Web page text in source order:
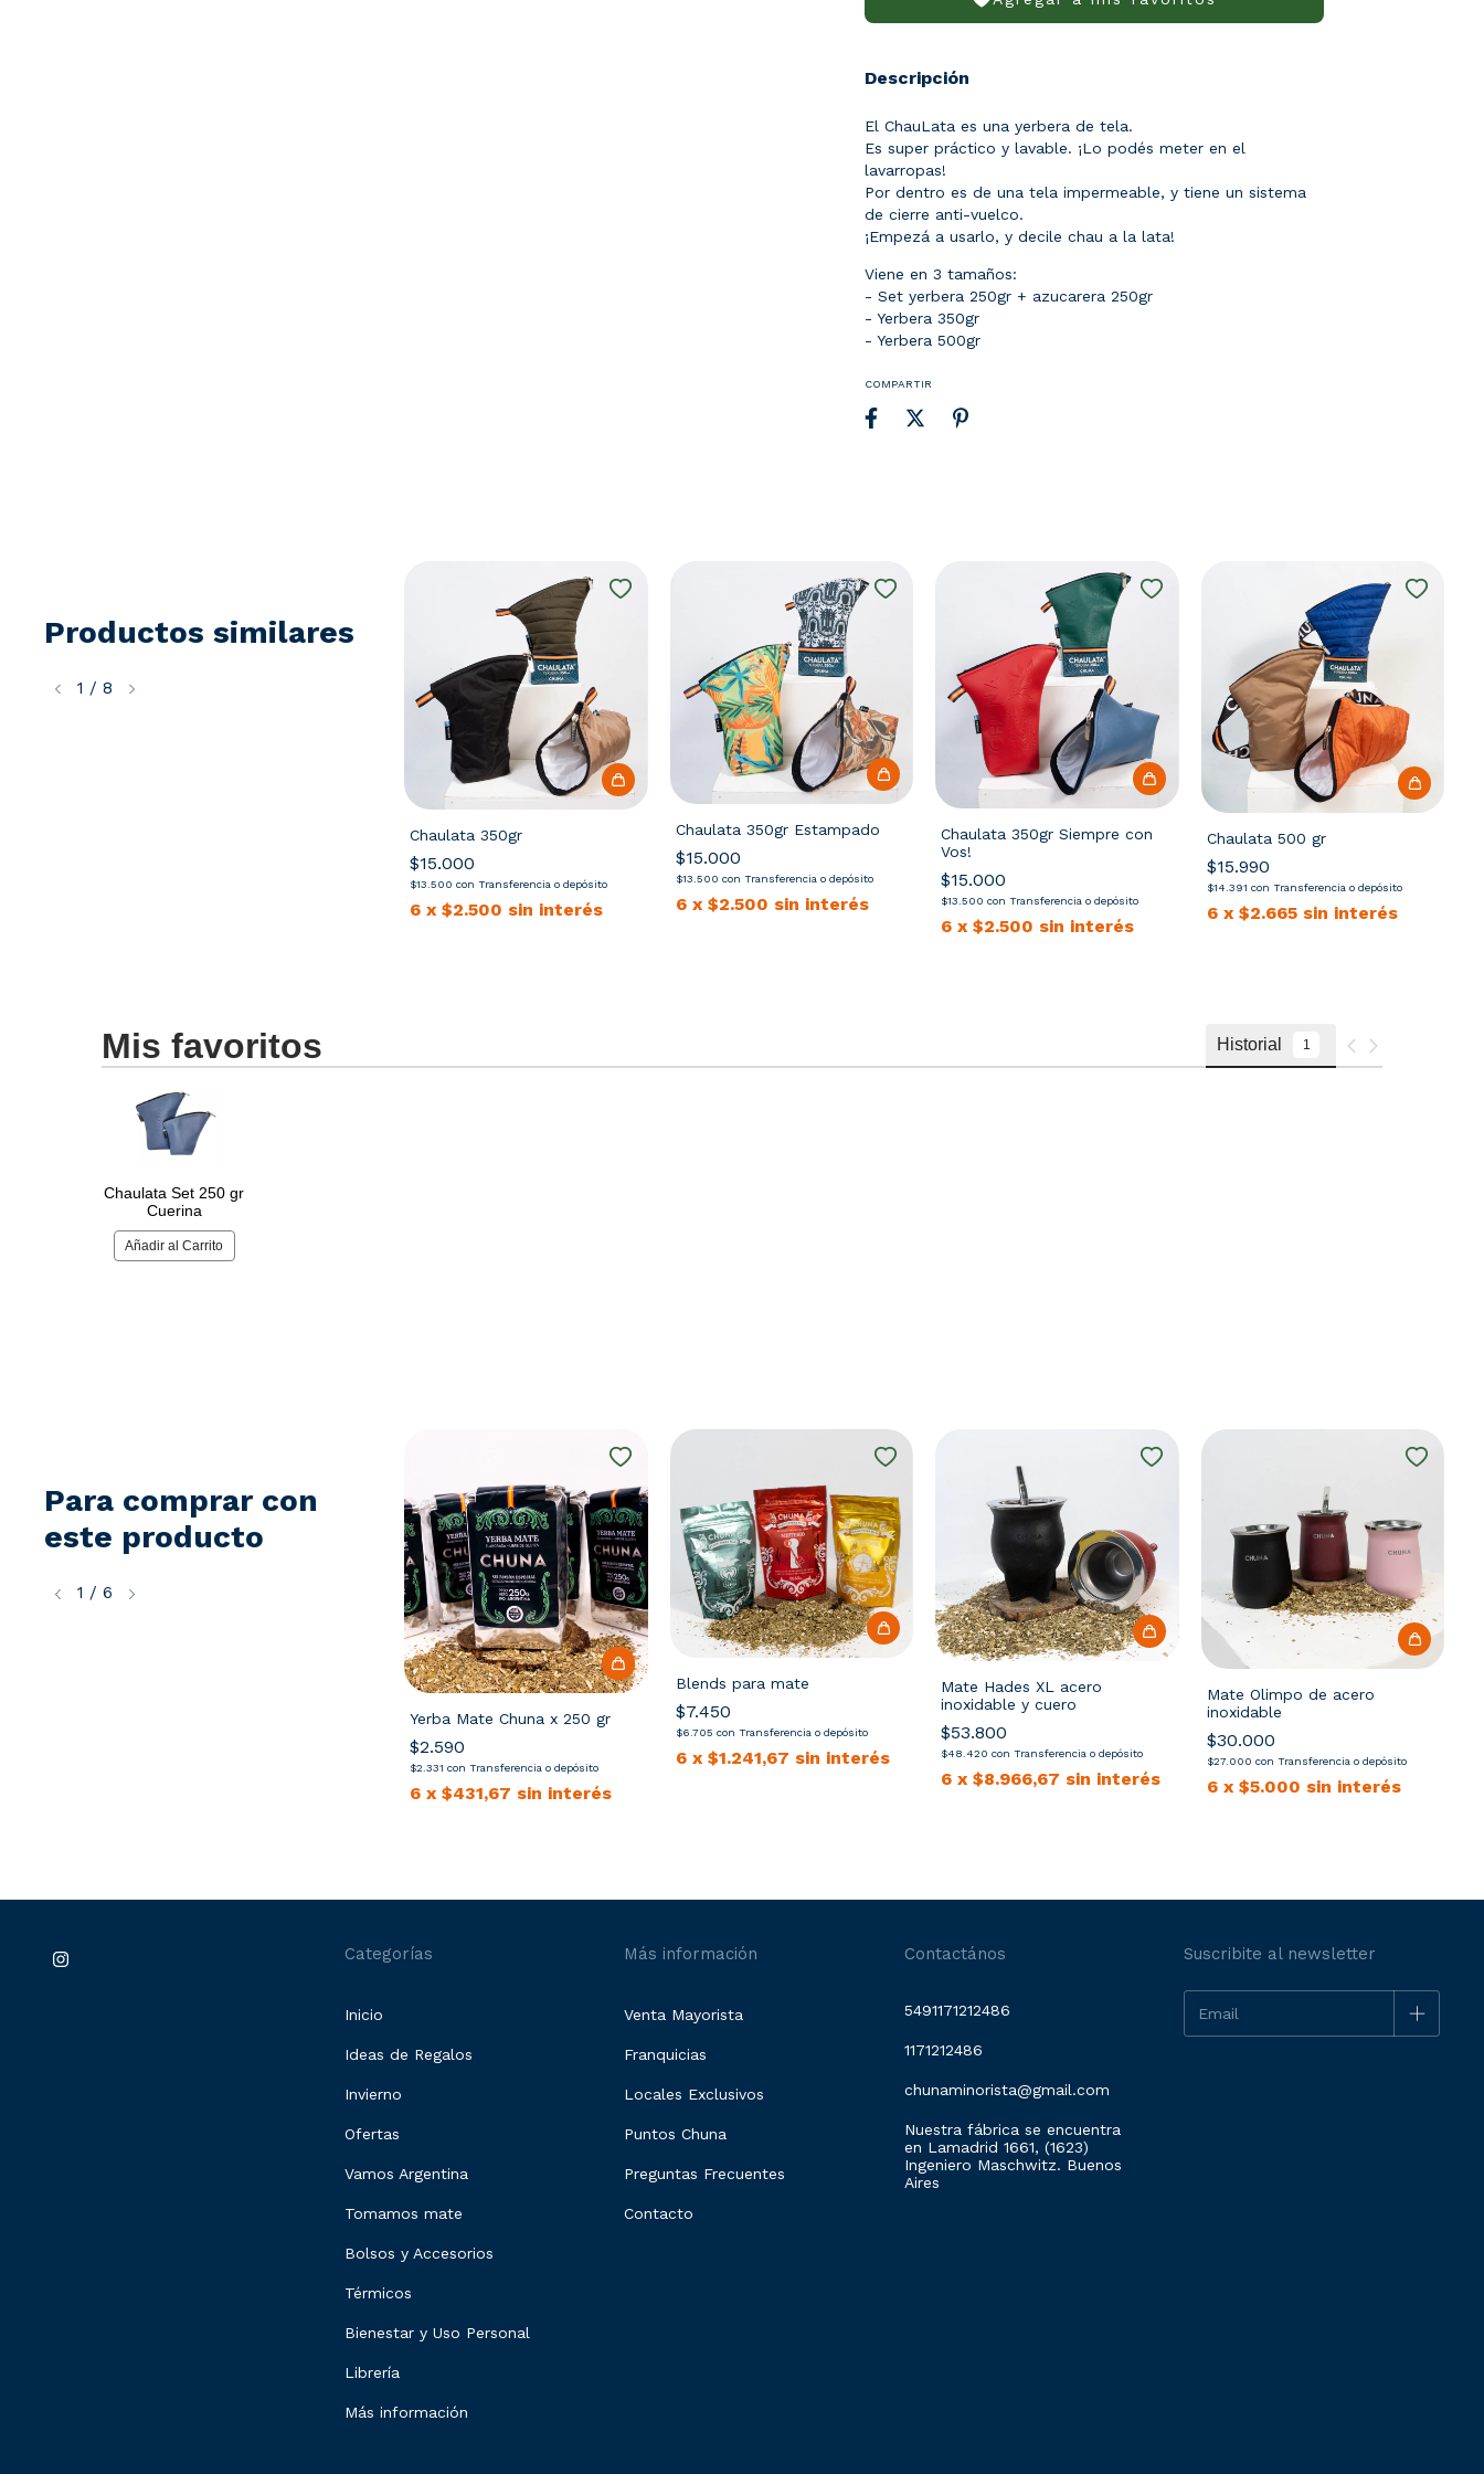
Descripción
El ChauLata es una yerbera de tela.
Es super práctico y lavable. ¡Lo podés meter en el
lavarropas!
Por dentro es de una tela impermeable, y tiene un sistema
de cierre anti-vuelco.
¡Empezá a usarlo, y decile chau a la lata!
Viene en 3 tamaños:
- Set yerbera 250gr + azucarera 250gr
- Yerbera 350gr
- Yerbera 500gr
COMPARTIR
Productos similares
1 / 8
Chaulata 350gr
$15.000
$13.500 con Transferencia o depósito
6 x $2.500 sin interés
Chaulata 350gr Estampado
$15.000
$13.500 con Transferencia o depósito
6 x $2.500 sin interés
Chaulata 350gr Siempre con
Vos!
$15.000
$13.500 con Transferencia o depósito
6 x $2.500 sin interés
Chaulata 500 gr
$15.990
$14.391 con Transferencia o depósito
6 x $2.665 sin interés
Para comprar con
este producto
1 / 6
Yerba Mate Chuna x 250 gr
$2.590
$2.331 con Transferencia o depósito
6 x $431,67 sin interés
Blends para mate
$7.450
$6.705 con Transferencia o depósito
6 x $1.241,67 sin interés
Mate Hades XL acero
inoxidable y cuero
$53.800
$48.420 con Transferencia o depósito
6 x $8.966,67 sin interés
Mate Olimpo de acero
inoxidable
$30.000
$27.000 con Transferencia o depósito
6 x $5.000 sin interés
Categorías
Inicio
Ideas de Regalos
Invierno
Ofertas
Vamos Argentina
Tomamos mate
Bolsos y Accesorios
Térmicos
Bienestar y Uso Personal
Librería
Más información
Más información
Venta Mayorista
Franquicias
Locales Exclusivos
Puntos Chuna
Preguntas Frecuentes
Contacto
Contactános
5491171212486
1171212486
chunaminorista@gmail.com
Nuestra fábrica se encuentra
en Lamadrid 1661, (1623)
Ingeniero Maschwitz. Buenos
Aires
Suscribite al newsletter